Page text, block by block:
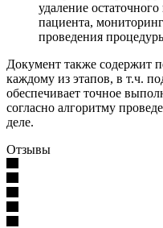
удаление
пациента,
проведения
Документ также содержит
каждому из этапов, в т.ч.
обеспечивает точное
согласно алгоритму
деле.
Отзывы